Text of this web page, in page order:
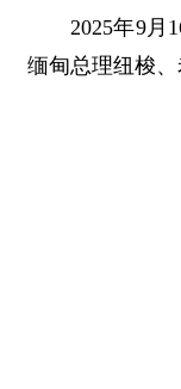
2025年9
缅甸总理纽梭